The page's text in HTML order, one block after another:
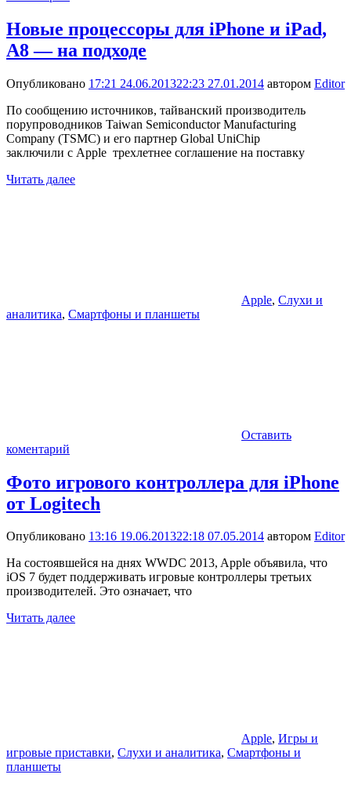
Новые процессоры для iPhone и iPad,
A8 — на подходе
Опубликовано 17:21 24.06.201322:23 27.01.2014 автором Editor
По сообщению источников, тайванский производитель
порупроводников Taiwan Semiconductor Manufacturing
Company (TSMC) и его партнер Global UniChip
заключили с Apple трехлетнее соглашение на поставку
Читать далее
Apple, Слухи и
аналитика, Смартфоны и планшеты
Оставить
коментарий
Фото игрового контроллера для iPhone
от Logitech
Опубликовано 13:16 19.06.201322:18 07.05.2014 автором Editor
На состоявшейся на днях WWDC 2013, Apple объявила, что
iOS 7 будет поддерживать игровые контроллеры третьих
производителей. Это означает, что
Читать далее
Apple, Игры и
игровые приставки, Слухи и аналитика, Смартфоны и
планшеты